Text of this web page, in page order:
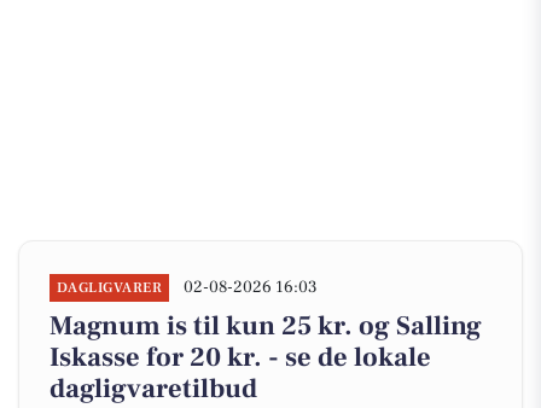
DAGLIGVARER 02-08-2026 16:03
Magnum is til kun 25 kr. og Salling
Iskasse for 20 kr. - se de lokale
dagligvaretilbud